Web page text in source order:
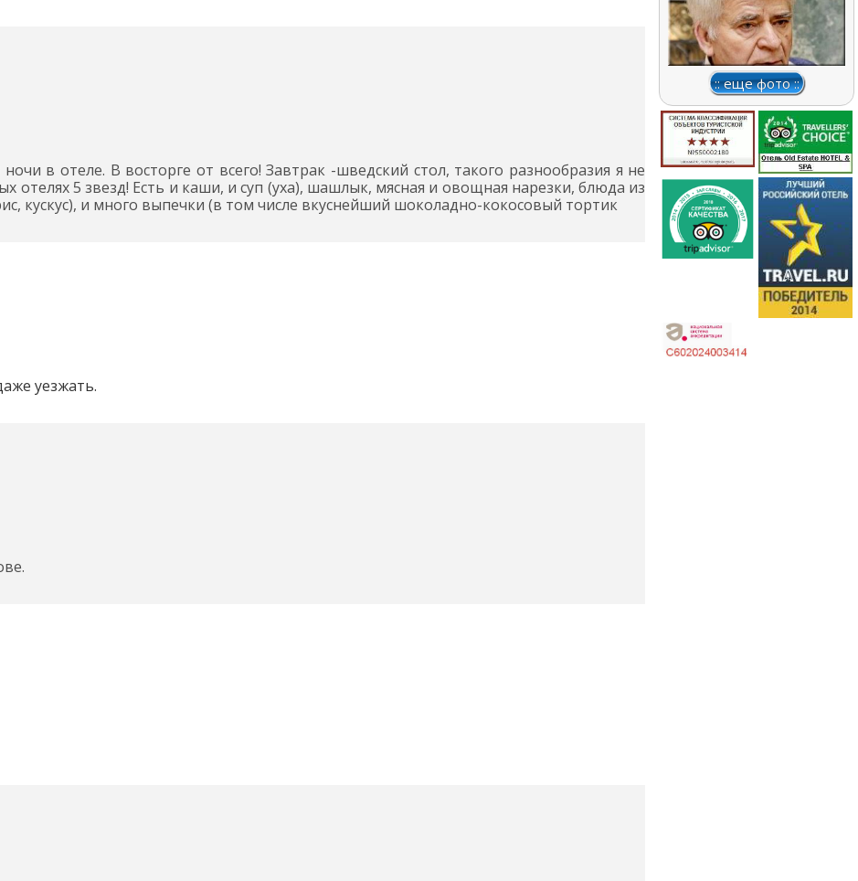
в отеле. В восторге от всего! Завтрак -шведский стол, такого разнообразия я не
отелях 5 звезд! Есть и каши, и суп (уха), шашлык, мясная и овощная нарезки, блюда из
кускус), и много выпечки (в том числе вкуснейший шоколадно-кокосовый тортик
уезжать.
:: еще фото ::